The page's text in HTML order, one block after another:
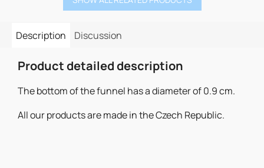
Description Discussion
Product detailed description
The bottom of the funnel has a diameter of 0.9 cm.
All our products are made in the Czech Republic.